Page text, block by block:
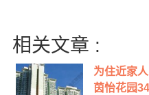
相关文章 :
为住近家
茵怡花园